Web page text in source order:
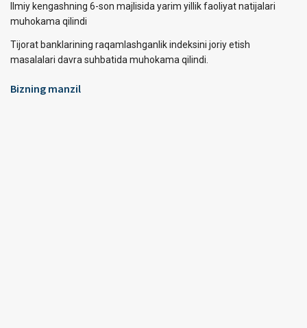
Ilmiy kengashning 6-son majlisida yarim yillik faoliyat natijalari
muhokama qilindi
Tijorat banklarining raqamlashganlik indeksini joriy etish
masalalari davra suhbatida muhokama qilindi.
Bizning manzil